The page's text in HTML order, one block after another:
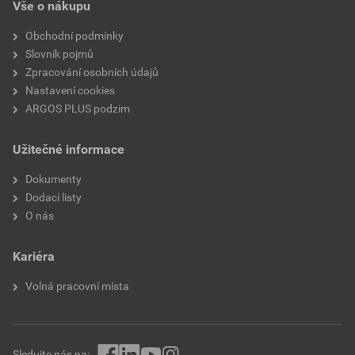
Vše o nákupu
Obchodní podmínky
Slovník pojmů
Zpracování osobních údajů
Nastavení cookies
ARGOS PLUS podzim
Užitečné informace
Dokumenty
Dodací listy
O nás
Kariéra
Volná pracovní místa